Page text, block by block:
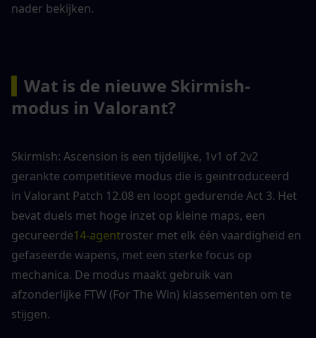
nader bekijken.
Wat is de nieuwe Skirmish-
modus in Valorant?
Skirmish: Ascension is een tijdelijke, 1v1 of 2v2
gerankte competitieve modus die is geïntroduceerd
in Valorant Patch 12.08 en loopt gedurende Act 3. Het
bevat duels met hoge inzet op kleine maps, een
gecureerde14-agentroster met elk één vaardigheid en
gefaseerde wapens, met een sterke focus op
mechanica. De modus maakt gebruik van
afzonderlijke FTW (For The Win) klassementen om te
stijgen.